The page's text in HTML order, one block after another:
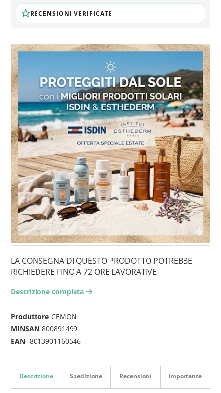
RECENSIONI VERIFICATE
LA CONSEGNA DI QUESTO PRODOTTO POTREBBE
RICHIEDERE FINO A 72 ORE LAVORATIVE
Descrizione completa arrow-right2
Produttore CEMON
MINSAN 800891499
EAN 8013901160546
Descrizione Spedizione Recensioni Importante